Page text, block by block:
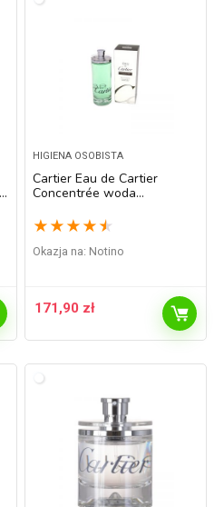
HIGIENA OSOBISTA
Cartier Eau de Cartier
Concentrée woda
★ ★ ★ ★ ★
Okazja na: Notino
171,90 zł